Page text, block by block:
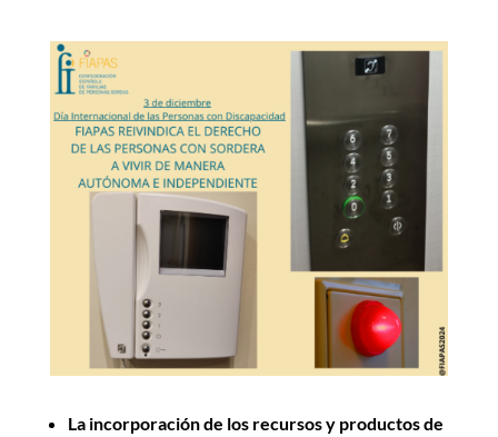
La incorporación de los recursos y productos de